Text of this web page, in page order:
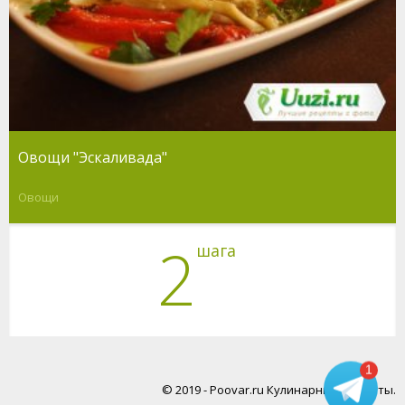
Овощи "Эскаливада"
Овощи
2 шага
© 2019 - Poovar.ru Кулинарные рецепты.
1